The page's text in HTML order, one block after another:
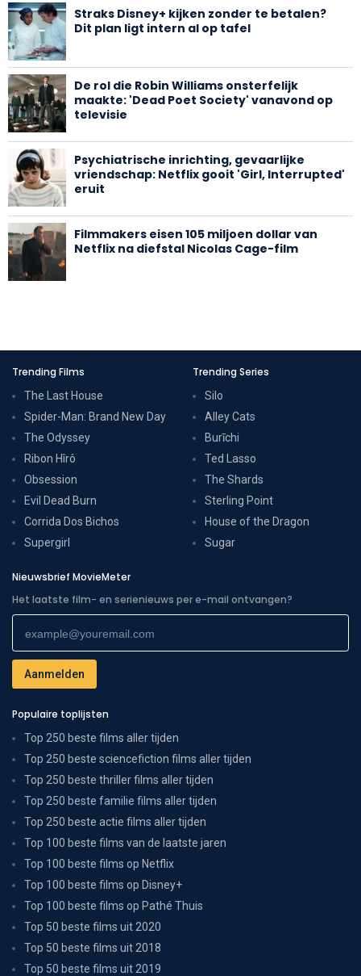
Straks Disney+ kijken zonder te betalen?
Dit plan ligt intern al op tafel
De rol die Robin Williams onsterfelijk
maakte: 'Dead Poet Society' vanavond op
televisie
Psychiatrische inrichting, gevaarlijke
vriendschap: Netflix gooit 'Girl, Interrupted'
eruit
Filmmakers eisen 105 miljoen dollar van
Netflix na diefstal Nicolas Cage-film
Trending Films
The Last House
Spider-Man: Brand New Day
The Odyssey
Ribon Hîrô
Obsession
Evil Dead Burn
Corrida Dos Bichos
Supergirl
Trending Series
Silo
Alley Cats
Burīchi
Ted Lasso
The Shards
Sterling Point
House of the Dragon
Sugar
Nieuwsbrief MovieMeter
Het laatste film- en serienieuws per e-mail ontvangen?
Populaire toplijsten
Top 250 beste films aller tijden
Top 250 beste sciencefiction films aller tijden
Top 250 beste thriller films aller tijden
Top 250 beste familie films aller tijden
Top 250 beste actie films aller tijden
Top 100 beste films van de laatste jaren
Top 100 beste films op Netflix
Top 100 beste films op Disney+
Top 100 beste films op Pathé Thuis
Top 50 beste films uit 2020
Top 50 beste films uit 2018
Top 50 beste films uit 2019